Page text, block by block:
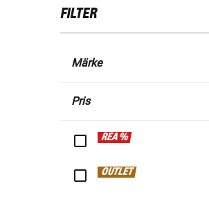
FILTER
Märke
Pris
REA %
OUTLET